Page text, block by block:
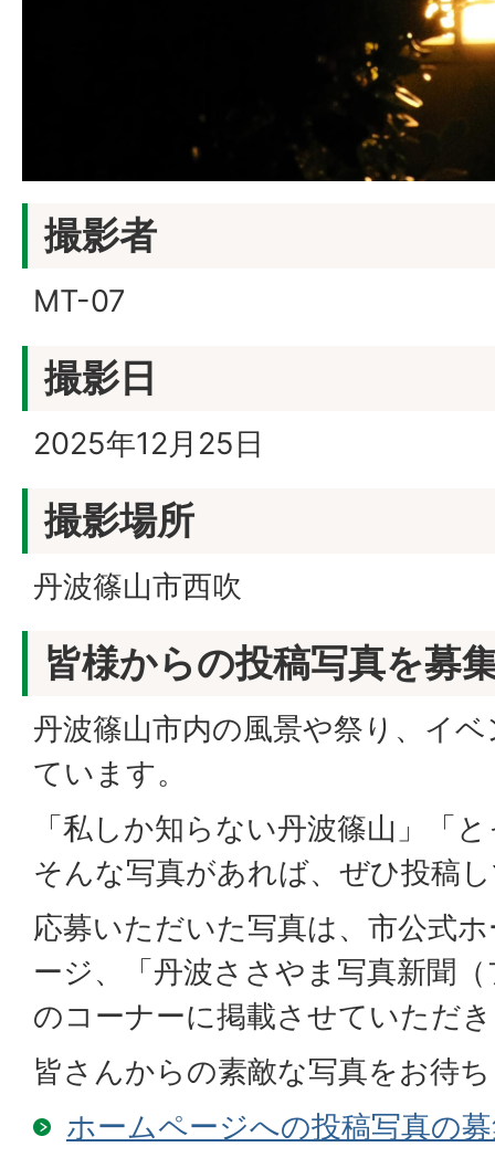
撮影者
MT-07
撮影日
2025年12月25日
撮影場所
丹波篠山市西吹
皆様からの投稿写真を募
丹波篠山市内の風景や祭り、イ
ています。
「私しか知らない丹波篠山」「
そんな写真があれば、ぜひ投稿
応募いただいた写真は、市公式
ージ、「丹波ささやま写真新聞
のコーナーに掲載させていただ
皆さんからの素敵な写真をお待
ホームページへの投稿写真の